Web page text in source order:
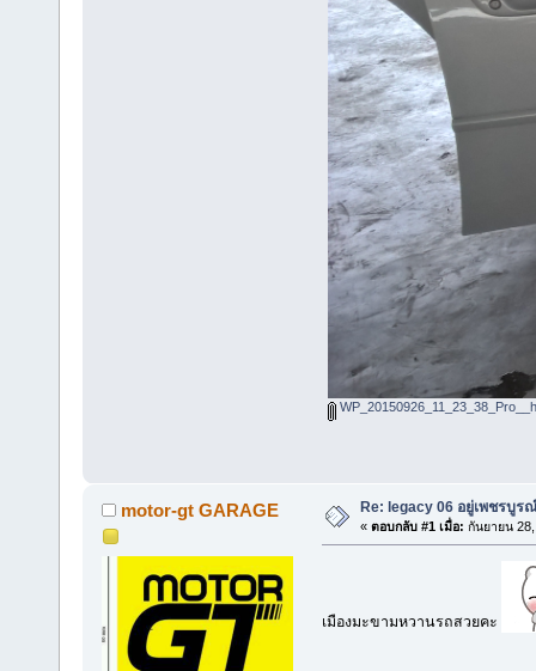
motor-gt GARAGE Re: legacy 06 อยู่เพชรบูร
« ตอบกลับ #1 เมื่อ: กันยายน
เมืองมะขามหวานรถสวยคะ